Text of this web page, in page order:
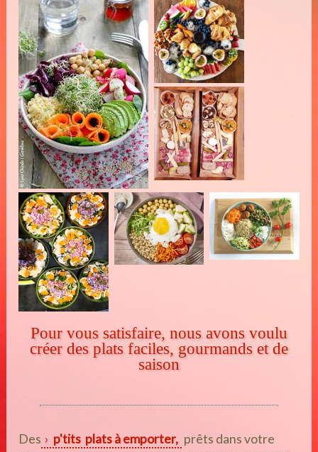
Pour vous satisfaire, nous avons voulu
créer des plats faciles, gourmands et de
saison
Des p'tits plats à emporter, prêts dans votre